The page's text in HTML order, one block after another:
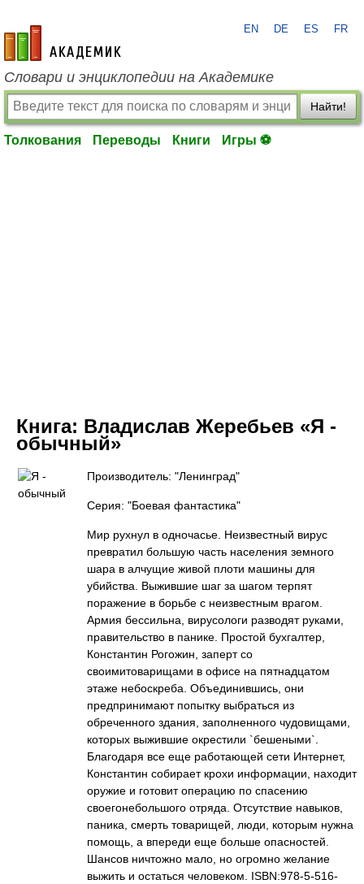
academic.ru
EN DE ES FR
Словари и энциклопедии на Академике
Найти!
Толкования Переводы Книги Игры ⚽
Книга: Владислав Жеребьев «Я -
обычный»
Производитель: "Ленинград"
Серия: "Боевая фантастика"
Мир рухнул в одночасье. Неизвестный вирус
превратил большую часть населения земного
шара в алчущие живой плоти машины для
убийства. Выжившие шаг за шагом терпят
поражение в борьбе с неизвестным врагом.
Армия бессильна, вирусологи разводят руками,
правительство в панике. Простой бухгалтер,
Константин Рогожин, заперт со
своимитоварищами в офисе на пятнадцатом
этаже небоскреба. Объединившись, они
предпринимают попытку выбраться из
обреченного здания, заполненного чудовищами,
которых выжившие окрестили `бешеными`.
Благодаря все еще работающей сети Интернет,
Константин собирает крохи информации, находит
оружие и готовит операцию по спасению
своегонебольшого отряда. Отсутствие навыков,
паника, смерть товарищей, люди, которым нужна
помощь, а впереди еще больше опасностей.
Шансов ничтожно мало, но огромно желание
выжить и остаться человеком. ISBN:978-5-516-